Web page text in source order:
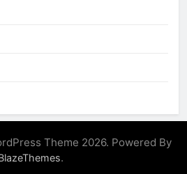
Theme 2026. Powered By
.